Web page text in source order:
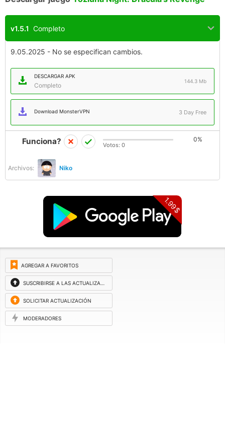
v1.5.1 Completo
9.05.2025 - No se especifican cambios.
DESCARGAR APK
Completo
144.3 Mb
Download MonsterVPN 3 Day Free
Archivos: Niko
Funciona? 0%
Votos: 0
1.99$
AGREGAR A FAVORITOS
SUSCRIBIRSE A LAS ACTUALIZACIONES
SOLICITAR ACTUALIZACIÓN
MODERADORES